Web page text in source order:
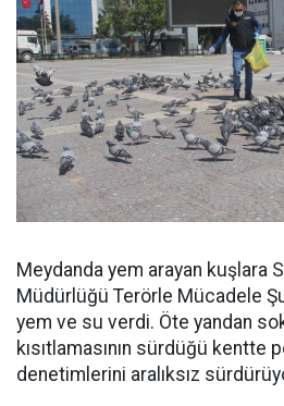
Meydanda yem arayan kuşlara
Müdürlüğü Terörle Mücadele
yem ve su verdi. Öte yandan
kısıtlamasının sürdüğü kentte
denetimlerini aralıksız